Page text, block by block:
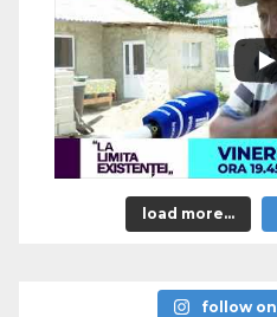
load more...
follow